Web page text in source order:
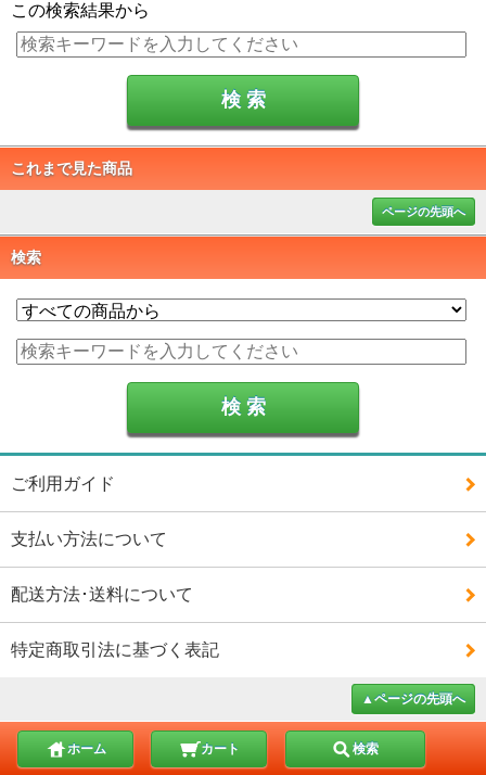
この検索結果から
これまで見た商品
ページの先頭へ
検索
ご利用ガイド
支払い方法について
配送方法･送料について
特定商取引法に基づく表記
▲ページの先頭へ
ホーム カート 検索